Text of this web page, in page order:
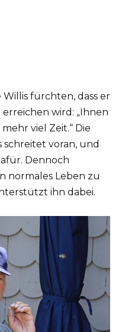
fürchten, dass er
wird: „Ihnen
viel Zeit.“ Die
schreitet voran, und
Dennoch
normales Leben zu
ihn dabei.